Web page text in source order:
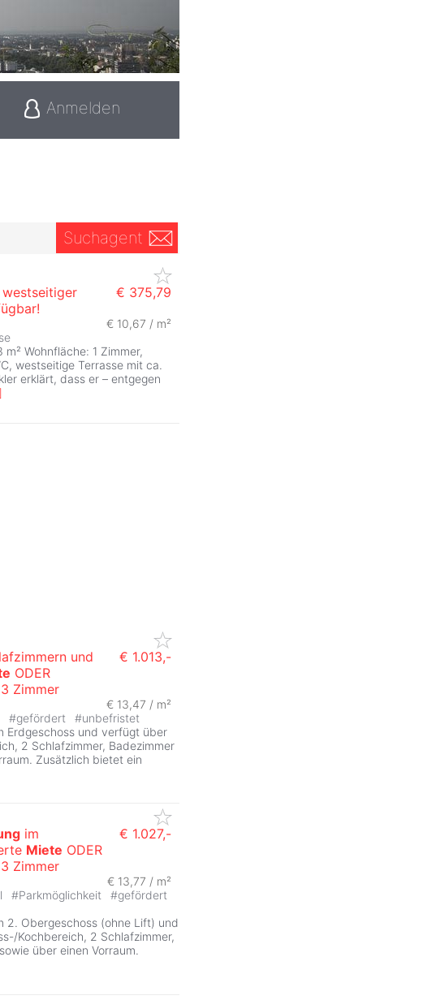
Anmelden
Suchagent
€ 375,79
€ 10,67 / m²
Wohnfläche: 1 Zimmer,
westseitige Terrasse mit ca.
erklärt, dass er – entgegen
und
ODER
Zimmer
€ 1.013,-
€ 13,47 / m²
#gefördert #unbefristet
Erdgeschoss und verfügt über
2 Schlafzimmer, Badezimmer
Zusätzlich bietet ein
im
Miete ODER
Zimmer
€ 1.027,-
€ 13,77 / m²
#Parkmöglichkeit #gefördert
2. Obergeschoss (ohne Lift) und
Kochbereich, 2 Schlafzimmer,
über einen Vorraum.